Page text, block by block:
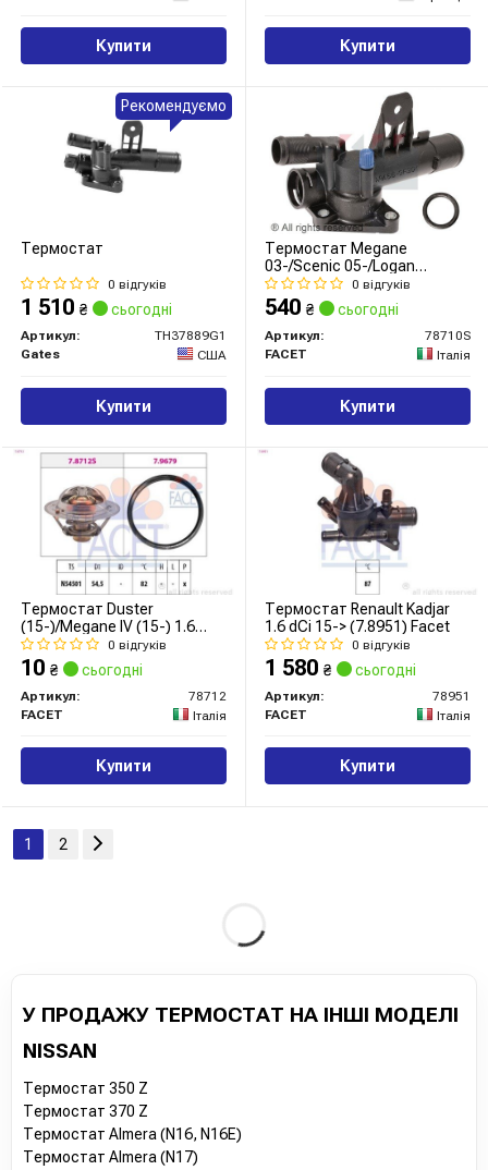
Купити Купити
Термостат
0 відгуків
1 510 ₴ сьогодні
Артикул:
TH37889G1
Gates
США
Купити
Рекомендуємо
Термостат Megane
03-/Scenic 05-/Logan
13-/Kangoo 08- 1.5dCi
(7.8710S) Facet
0 відгуків
540 ₴ сьогодні
Артикул:
78710S
FACET
Італія
Купити
Термостат Duster
(15-)/Megane IV (15-) 1.6
(78712) Facet0 відгуків
10 ₴ сьогодні
Артикул:
78712
FACET
Італія
Купити
Термостат Renault Kadjar
1.6 dCi 15-> (7.8951) Facet
0 відгуків
1 580 ₴ сьогодні
Артикул:
78951
FACET
Італія
Купити
1 2
У ПРОДАЖУ ТЕРМОСТАТ НА ІНШІ МОДЕЛІ
NISSAN
Термостат 350 Z
Термостат 370 Z
Термостат Almera (N16, N16E)
Термостат Almera (N17)